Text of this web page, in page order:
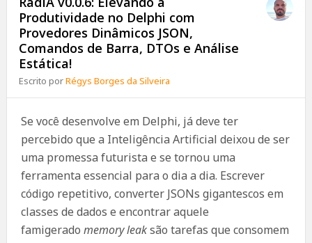
Produtividade no Delphi com
Provedores Dinâmicos JSON,
Comandos de Barra, DTOs e Análise
Estática!
Escrito porRégys Borges da Silveira
Se você desenvolve em Delphi, já deve ter
percebido que a Inteligência Artificial deixou de ser
uma promessa futurista e se tornou uma
ferramenta essencial para o dia a dia. Escrever
código repetitivo, converter JSONs gigantescos em
classes de dados e encontrar aquele
famigerado memory leaksão tarefas que consomem